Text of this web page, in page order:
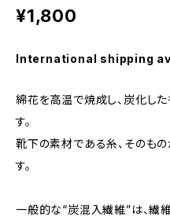
¥1,800
International shipping
綿花を高温で焼成し、炭化し
す。
靴下の素材である糸、そのも
す。
一般的な“炭混入繊維”は、繊